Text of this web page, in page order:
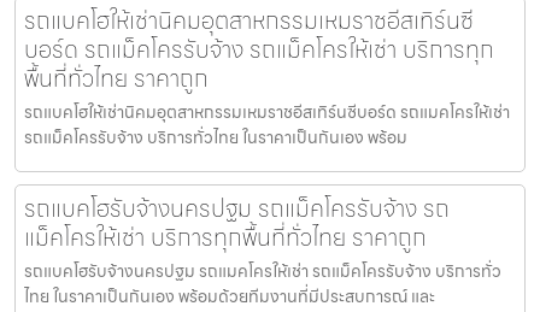
รถแบคโฮให้เช่านิคมอุตสาหกรรมเหมราชอีสเทิร์นซี
บอร์ด รถแม็คโครรับจ้าง รถแม็คโครให้เช่า บริการทุก
พื้นที่ทั่วไทย ราคาถูก
รถแบคโฮให้เช่านิคมอุตสาหกรรมเหมราชอีสเทิร์นซีบอร์ด รถแมคโครให้เช่า
รถแม็คโครรับจ้าง บริการทั่วไทย ในราคาเป็นกันเอง พร้อม
รถแบคโฮรับจ้างนครปฐม รถแม็คโครรับจ้าง รถ
แม็คโครให้เช่า บริการทุกพื้นที่ทั่วไทย ราคาถูก
รถแบคโฮรับจ้างนครปฐม รถแมคโครให้เช่า รถแม็คโครรับจ้าง บริการทั่ว
ไทย ในราคาเป็นกันเอง พร้อมด้วยทีมงานที่มีประสบการณ์ และ